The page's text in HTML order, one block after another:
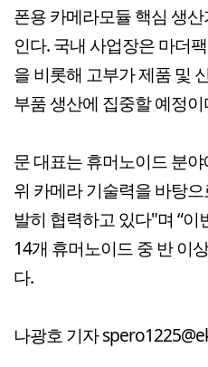
폰용 카메라모듈 핵심 생
인다. 국내 사업장은 마더
을 비롯해 고부가 제품 및
부품 생산에 집중할 예정이
문 대표는 휴머노이드 분
위 카메라 기술력을 바탕
발히 협력하고 있다"며 “이
14개 휴머노이드 중 반 이
다.
나광호 기자